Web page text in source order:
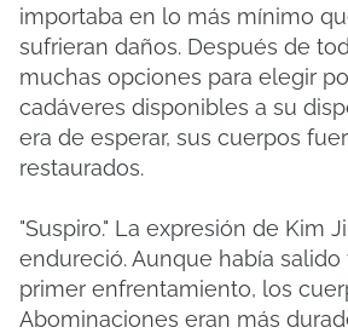
importaba en lo más mínimo
sufrieran daños. Después de
muchas opciones para elegir
cadáveres disponibles a su
era de esperar, sus cuerpos
restaurados.
"Suspiro." La expresión de Kim
endureció. Aunque había
primer enfrentamiento, los
Abominaciones eran más